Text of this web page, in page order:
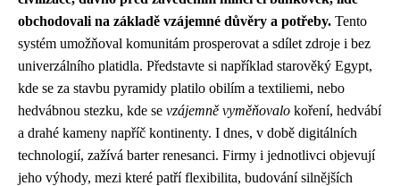
obchodovali na základě vzájemné důvěry a potřeby. Tento
systém umožňoval komunitám prosperovat a sdílet zdroje i bez
univerzálního platidla. Představte si například starověký Egypt,
kde se za stavbu pyramidy platilo obilím a textiliemi, nebo
hedvábnou stezku, kde se vzájemně vyměňovalo koření, hedvábí
a drahé kameny napříč kontinenty. I dnes, v době digitálních
technologií, zažívá barter renesanci. Firmy i jednotlivci objevují
jeho výhody, mezi které patří flexibilita, budování silnějších